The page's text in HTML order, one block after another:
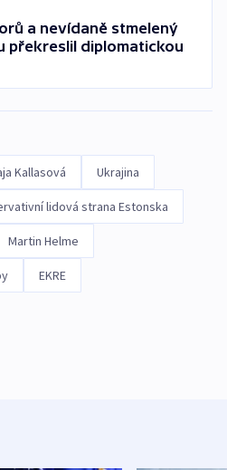
a nevídaně stmelený
překreslil diplomatickou
Kallasová Ukrajina
lidová strana Estonska
Martin Helme
EKRE